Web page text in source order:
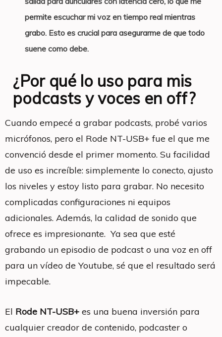
permite escuchar mi voz en tiempo real mientras
grabo. Esto es crucial para asegurarme de que todo
suene como debe.
¿Por qué lo uso para mis
podcasts y voces en off?
Cuando empecé a grabar podcasts, probé varios
micrófonos, pero el Rode NT-USB+ fue el que me
convenció desde el primer momento. Su facilidad
de uso es increíble: simplemente lo conecto, ajusto
los niveles y estoy listo para grabar. No necesito
complicadas configuraciones ni equipos
adicionales. Además, la calidad de sonido que
ofrece es impresionante. Ya sea que esté
grabando un episodio de podcast o una voz en off
para un vídeo de Youtube, sé que el resultado será
impecable.
El Rode NT-USB+ es una buena inversión para
cualquier creador de contenido, podcaster o